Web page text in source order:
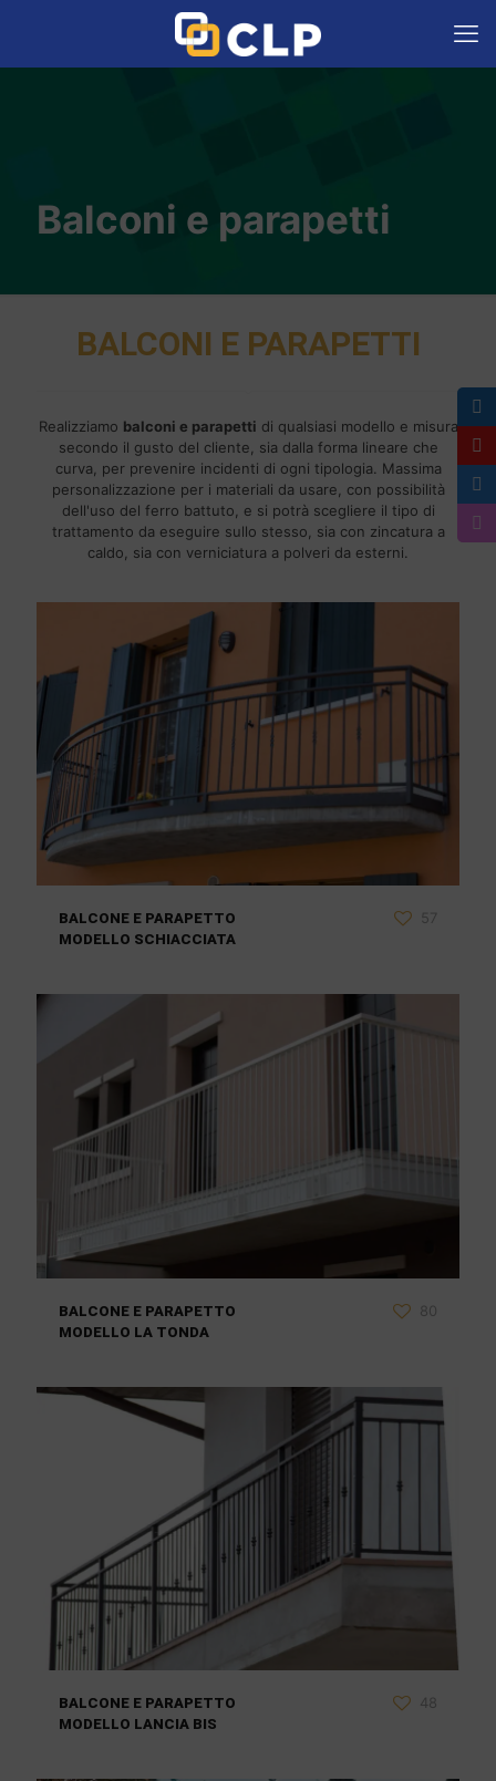
Balconi e parapetti
BALCONI E PARAPETTI
Realizziamo balconi e parapetti di qualsiasi modello e misura
secondo il gusto del cliente, sia dalla forma lineare che
curva, per prevenire incidenti di ogni tipologia. Massima
personalizzazione per i materiali da usare, con possibilità
dell'uso del ferro battuto, e si potrà scegliere il tipo di
trattamento da eseguire sullo stesso, sia con zincatura a
caldo, sia con verniciatura a polveri da esterni.
BALCONE E PARAPETTO
MODELLO SCHIACCIATA
57
BALCONE E PARAPETTO
MODELLO LA TONDA
80
BALCONE E PARAPETTO
MODELLO LANCIA BIS
48